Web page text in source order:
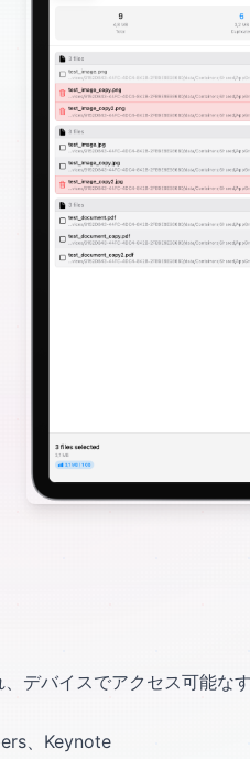
デバイスでアクセス可能な
、Keynote